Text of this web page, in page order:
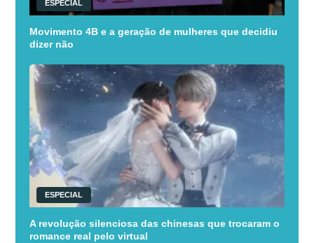
ESPECIAL
Movimento 4B e a geração de mulheres que decidiu
dizer não
ESPECIAL
A revolução silenciosa das chinesas que trocaram o
romance real pelo virtual